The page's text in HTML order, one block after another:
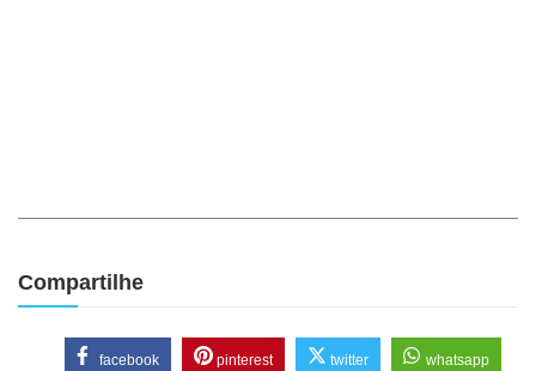
Compartilhe
facebook pinterest twitter whatsapp